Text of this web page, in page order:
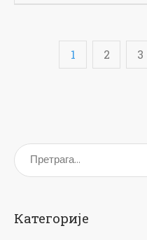
1 2 3
Категорије